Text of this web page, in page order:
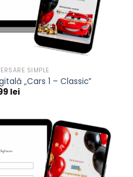
SIMPLE
„Cars 1 – Classic”
lei